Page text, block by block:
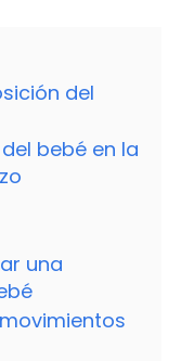
del
bebé en la
una